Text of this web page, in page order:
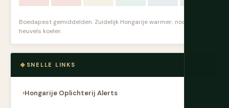
Boedapest gemiddelden. Zuidelijk Hongarije warmer; noordelijke
heuvels koeler.
SNELLE LINKS
Hongarije Oplichterij Alerts